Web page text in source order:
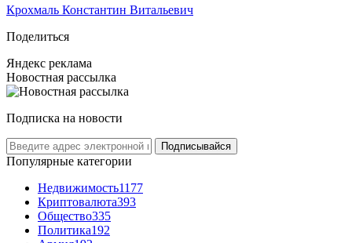
Крохмаль Константин Витальевич
Поделиться
Яндекс реклама
Новостная рассылка
Подписка на новости
Подписывайся
Популярные категории
Недвижимость1177
Криптовалюта393
Общество335
Политика192